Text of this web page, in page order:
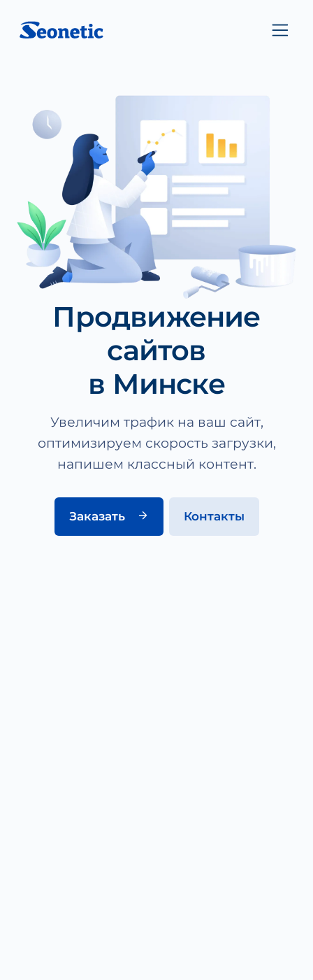
Продвижение
сайтов
в Минске
Увеличим трафик на ваш сайт,
оптимизируем скорость загрузки,
напишем классный контент.
Заказать Контакты